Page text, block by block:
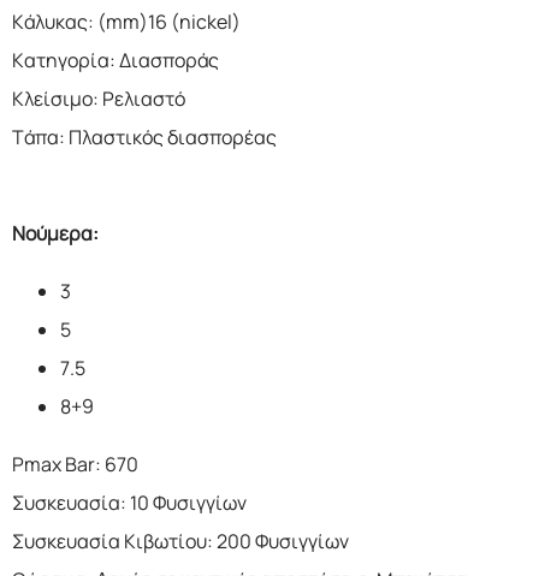
Κάλυκας: (mm)16 (nickel)
Κατηγορία: Διασποράς
Κλείσιμο: Ρελιαστό
Τάπα: Πλαστικός διασπορέας
Νούμερα:
3
5
7.5
8+9
Pmax Bar: 670
Συσκευασία: 10 Φυσιγγίων
Συσκευασία Κιβωτίου: 200 Φυσιγγίων